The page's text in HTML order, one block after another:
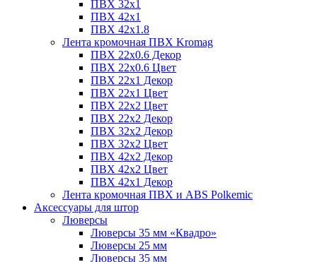
ПВХ 32x1
ПВХ 42х1
ПВХ 42х1.8
Лента кромочная ПВХ Kromag
ПВХ 22x0.6 Декор
ПВХ 22x0.6 Цвет
ПВХ 22x1 Декор
ПВХ 22x1 Цвет
ПВХ 22x2 Цвет
ПВХ 22x2 Декор
ПВХ 32x2 Декор
ПВХ 32x2 Цвет
ПВХ 42x2 Декор
ПВХ 42x2 Цвет
ПВХ 42x1 Декор
Лента кромочная ПВХ и ABS Polkemic
Аксессуары для штор
Люверсы
Люверсы 35 мм «Квадро»
Люверсы 25 мм
Люверсы 35 мм